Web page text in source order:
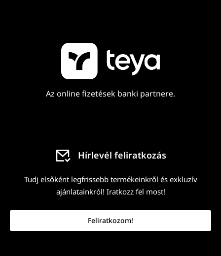
Az online fizetések banki partnere.
Hírlevél feliratkozás
Tudj elsőként legfrissebb termékeinkről és exkluzív
ajánlatainkról! Iratkozz fel most!
Feliratkozom!